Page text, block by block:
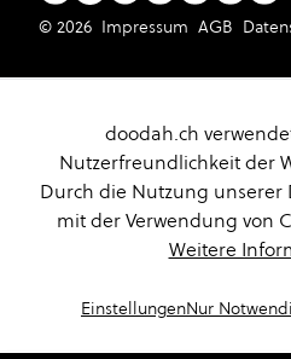
© 2026 Impressum AGB
doodah.ch
Nutzerfreundlichkeit der
Durch die Nutzung unserer
mit der Verwendung von
Weitere
EinstellungenNur